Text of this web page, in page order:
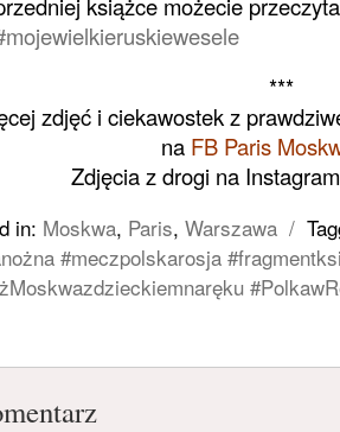
***
zdjęć i ciekawostek z
na FB Paris
Zdjęcia z drogi na Instagram
in: Moskwa, Paris, Warszawa /
#meczpolskarosja